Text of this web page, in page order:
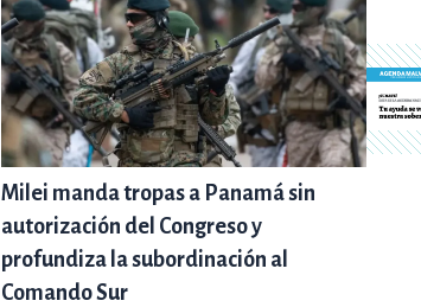
Milei manda tropas a Panamá sin
autorización del Congreso y
profundiza la subordinación al
Comando Sur